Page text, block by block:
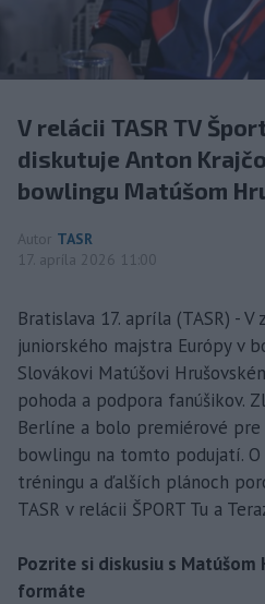
V relácii TASR TV
diskutuje Anton
bowlingu Matúšom
Autor TASR
17. apríla 2026 11:00
Bratislava 17. apríla (TASR) -
juniorského majstra Európy v
Slovákovi Matúšovi
pohoda a podpora fanúšikov.
Berlíne a bolo premiérové pre
bowlingu na tomto podujatí.
tréningu a ďalších plánoch
TASR v relácii ŠPORT Tu a
Pozrite si diskusiu s
formáte